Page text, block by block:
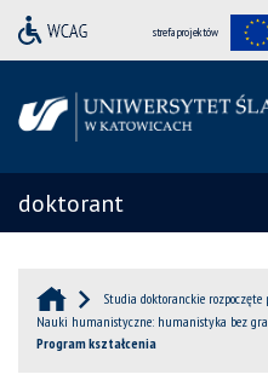
strefa projektów
doktorant
Studia doktoranckie
Nauki humanistyczne: humanistyka bez
Program kształcenia